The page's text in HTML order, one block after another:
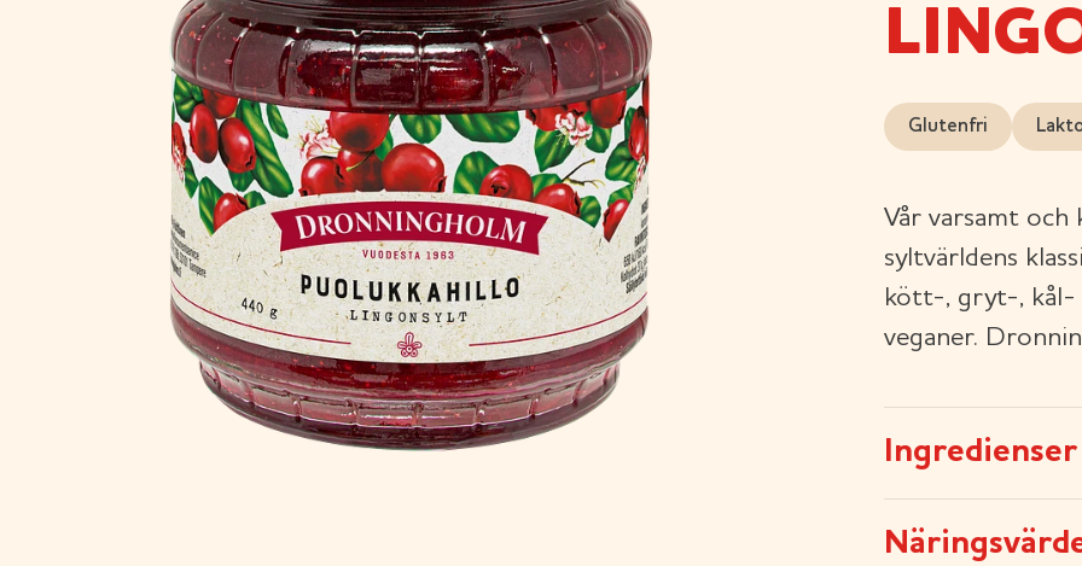
Glutenfri
Vår varsamt och
syltvärldens
kött-, gryt-, kål-
veganer.
Ingredienser